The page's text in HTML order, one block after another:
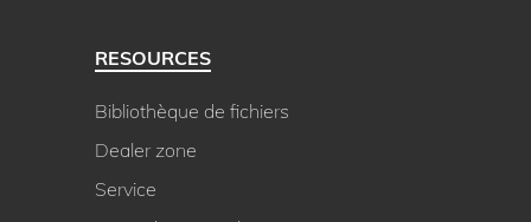
RESOURCES
Bibliothèque de fichiers
Dealer zone
Service